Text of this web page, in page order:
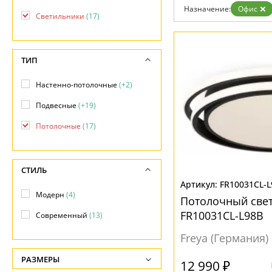
Контакты
Назначение: Офис
FR10031CL-
Потолочный
FR10031CL-L98B
Freya (Германия)
12 990 ₽
Светильники (17)
ТИП
Настенно-потолочные(+2)
Подвесные(+19)
Потолочные (17)
СТИЛЬ
Модерн (4)
Современный (13)
РАЗМЕРЫ